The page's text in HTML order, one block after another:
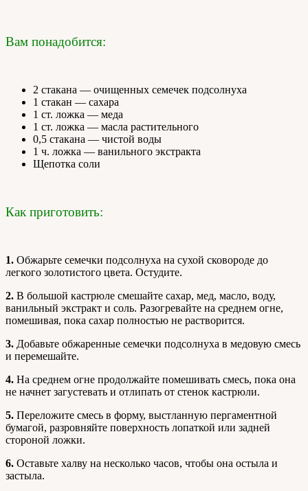
Вам понадобится:
2 стакана — очищенных семечек подсолнуха
1 стакан — сахара
1 ст. ложка — меда
1 ст. ложка — масла растительного
0,5 стакана — чистой воды
1 ч. ложка — ванильного экстракта
Щепотка соли
Как приготовить:
1. Обжарьте семечки подсолнуха на сухой сковороде до
легкого золотистого цвета. Остудите.
2. В большой кастрюле смешайте сахар, мед, масло, воду,
ванильный экстракт и соль. Разогревайте на среднем огне,
помешивая, пока сахар полностью не растворится.
3. Добавьте обжаренные семечки подсолнуха в медовую смесь
и перемешайте.
4. На среднем огне продолжайте помешивать смесь, пока она
не начнет загустевать и отлипать от стенок кастрюли.
5. Переложите смесь в форму, выстланную пергаментной
бумагой, разровняйте поверхность лопаткой или задней
стороной ложки.
6. Оставьте халву на несколько часов, чтобы она остыла и
застыла.